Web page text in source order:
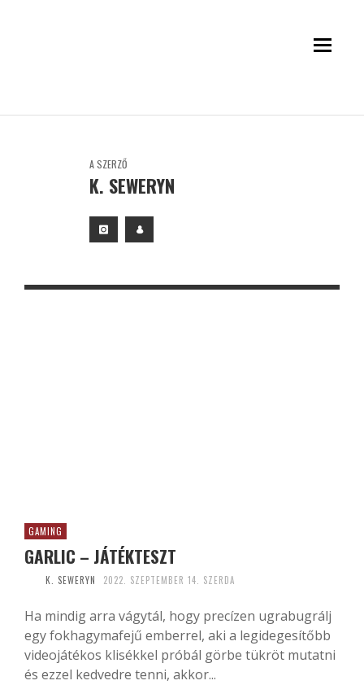
A SZERZŐ
K. SEWERYN
GAMING
GARLIC – JÁTÉKTESZT
K. SEWERYN 2022. SZEPTEMBER 14. SZERDA
Ha mindig arra vágytál, hogy precízen ugrabugrálj
egy fokhagymafejű emberrel, aki a legidegesítőbb
videojátékos klisékkel próbál görbe tükröt mutatni
és ezzel kedvedre tenni, akkor...